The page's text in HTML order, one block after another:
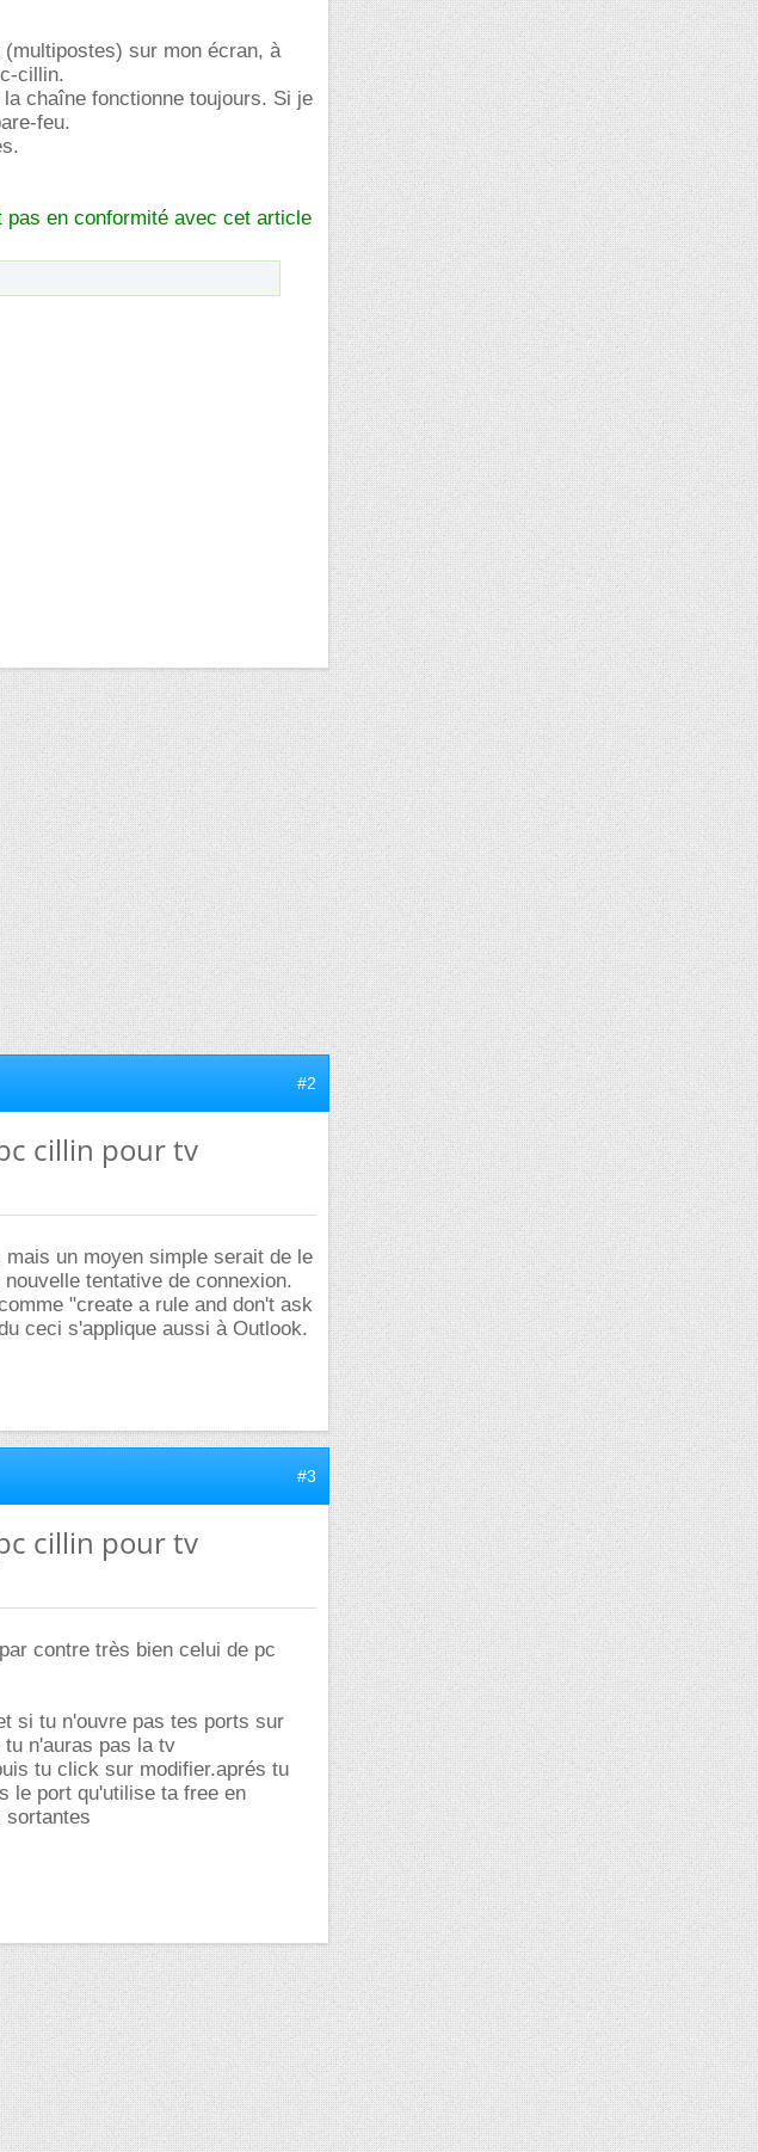
sur mon écran, à
cillin.
chaîne fonctionne toujours. Si je
feu.
en conformité avec cet article
#2
cillin pour tv
un moyen simple serait de le
tentative de connexion.
"create a rule and don't ask
ceci s'applique aussi à Outlook.
#3
cillin pour tv
contre très bien celui de pc
si tu n'ouvre pas tes ports sur
n'auras pas la tv
tu click sur modifier.aprés tu
le port qu'utilise ta free en
sortantes